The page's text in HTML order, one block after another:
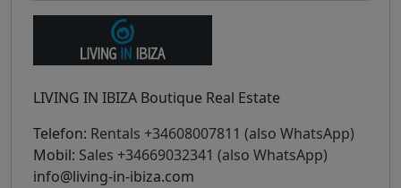
LIVING IN IBIZA Boutique Real Estate
Telefon: Rentals +34608007811 (also WhatsApp)
Mobil: Sales +34669032341 (also WhatsApp)
info@living-in-ibiza.com